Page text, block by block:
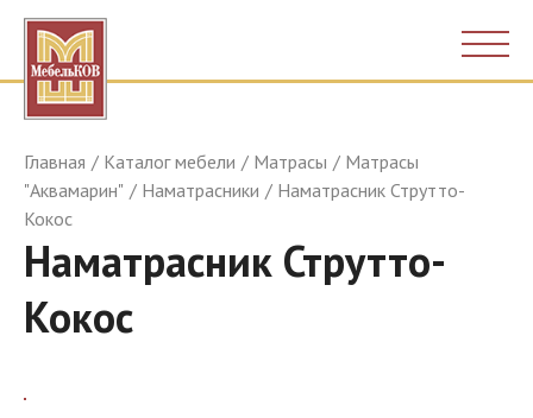
Главная Каталог мебели Матрасы
Матрасы
"Аквамарин"
Наматрасники
Наматрасник Струтто-
Кокос
Наматрасник Струтто-
Кокос